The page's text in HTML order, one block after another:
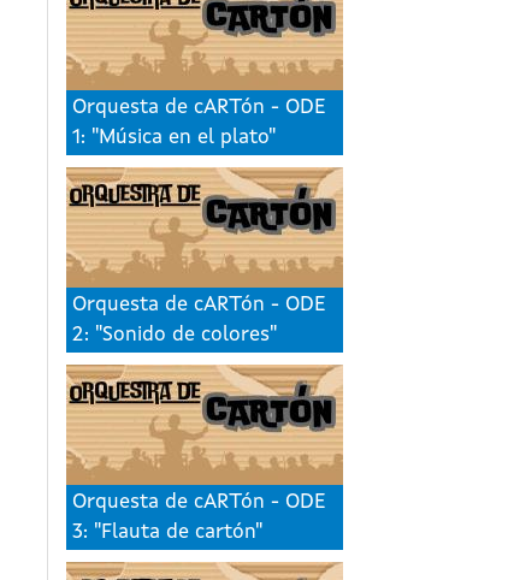
Orquesta de cARTón - ODE
1: "Música en el plato"
Orquesta de cARTón - ODE
2: "Sonido de colores"
Orquesta de cARTón - ODE
3: "Flauta de cartón"